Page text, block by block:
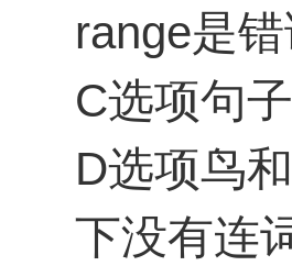
range是
C选项句
D选项鸟
下没有连